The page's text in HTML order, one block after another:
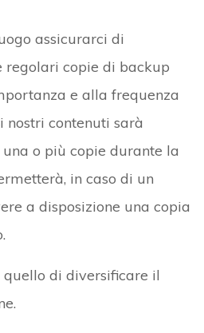
assicurarci di
copie di backup
e alla frequenza
contenuti sarà
o più copie durante la
in caso di un
a disposizione una copia
quello di diversificare il